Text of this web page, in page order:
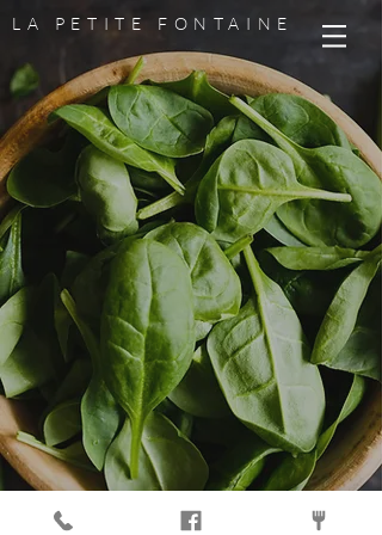
LA PETITE FONTAINE